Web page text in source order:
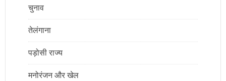
चुनाव
तेलंगाना
पड़ोसी राज्य
मनोरंजन और खेल